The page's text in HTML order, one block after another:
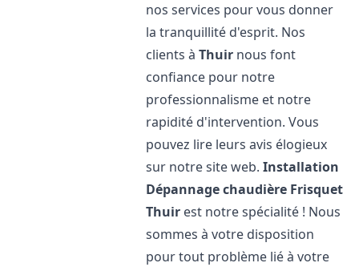
nos services pour vous donner
la tranquillité d'esprit. Nos
clients àThuir nous font
confiance pour notre
professionnalisme et notre
rapidité d'intervention. Vous
pouvez lire leurs avis élogieux
sur notre site web.Installation
Dépannage chaudière Frisquet
Thuir est notre spécialité ! Nous
sommes à votre disposition
pour tout problème lié à votre